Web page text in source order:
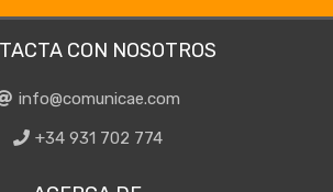
CON NOSOTROS
info@comunicae.com
+34 931 702 774